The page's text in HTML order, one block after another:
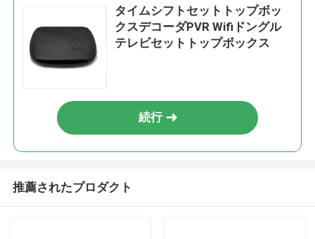
タイムシフトセットトップボッ
クスデコーダPVR Wifiドングル
テレビセットトップボックス
続行
推薦されたプロダクト